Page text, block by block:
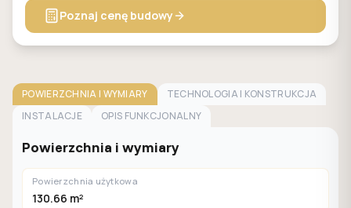
Poznaj cenę budowy
POWIERZCHNIA I WYMIARY
TECHNOLOGIA I KONSTRUKCJA
INSTALACJE
OPIS FUNKCJONALNY
Powierzchnia i wymiary
Powierzchnia użytkowa
130.66 m²